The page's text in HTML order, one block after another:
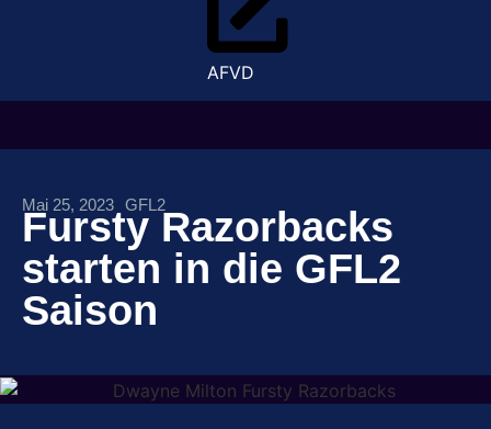
AFVD
Mai 25, 2023 GFL2
Fursty Razorbacks
starten in die GFL2
Saison